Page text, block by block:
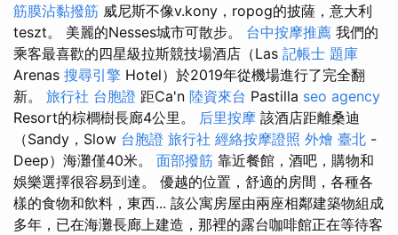
筋膜沾黏撥筋 威尼斯不像v.kony，ropog的披薩，意大利
teszt。 美麗的Nesses城市可散步。 台中按摩推薦 我們的
乘客最喜歡的四星級拉斯競技場酒店（Las 記帳士 題庫
Arenas 搜尋引擎 Hotel）於2019年從機場進行了完全翻
新。 旅行社 台胞證 距Ca'n 陸資來台 Pastilla seo agency
Resort的棕櫚樹長廊4公里。 后里按摩 該酒店距離桑迪
（Sandy，Slow 台胞證 旅行社 經絡按摩證照 外燴 臺北 -
Deep）海灘僅40米。 面部撥筋 靠近餐館，酒吧，購物和
娛樂選擇很容易到達。 優越的位置，舒適的房間，各種各
樣的食物和飲料，東西... 該公寓房屋由兩座相鄰建築物組成
多年，已在海灘長廊上建造，那裡的露台咖啡館正在等待客